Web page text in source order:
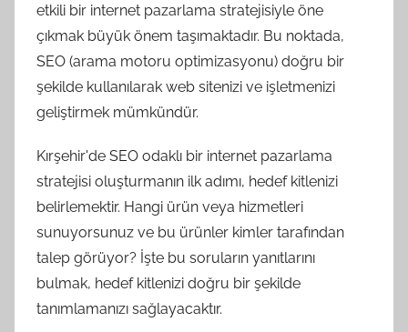
etkili bir internet pazarlama stratejisiyle öne
çıkmak büyük önem taşımaktadır. Bu noktada,
SEO (arama motoru optimizasyonu) doğru bir
şekilde kullanılarak web sitenizi ve işletmenizi
geliştirmek mümkündür.
Kırşehir'de SEO odaklı bir internet pazarlama
stratejisi oluşturmanın ilk adımı, hedef kitlenizi
belirlemektir. Hangi ürün veya hizmetleri
sunuyorsunuz ve bu ürünler kimler tarafından
talep görüyor? İşte bu soruların yanıtlarını
bulmak, hedef kitlenizi doğru bir şekilde
tanımlamanızı sağlayacaktır.